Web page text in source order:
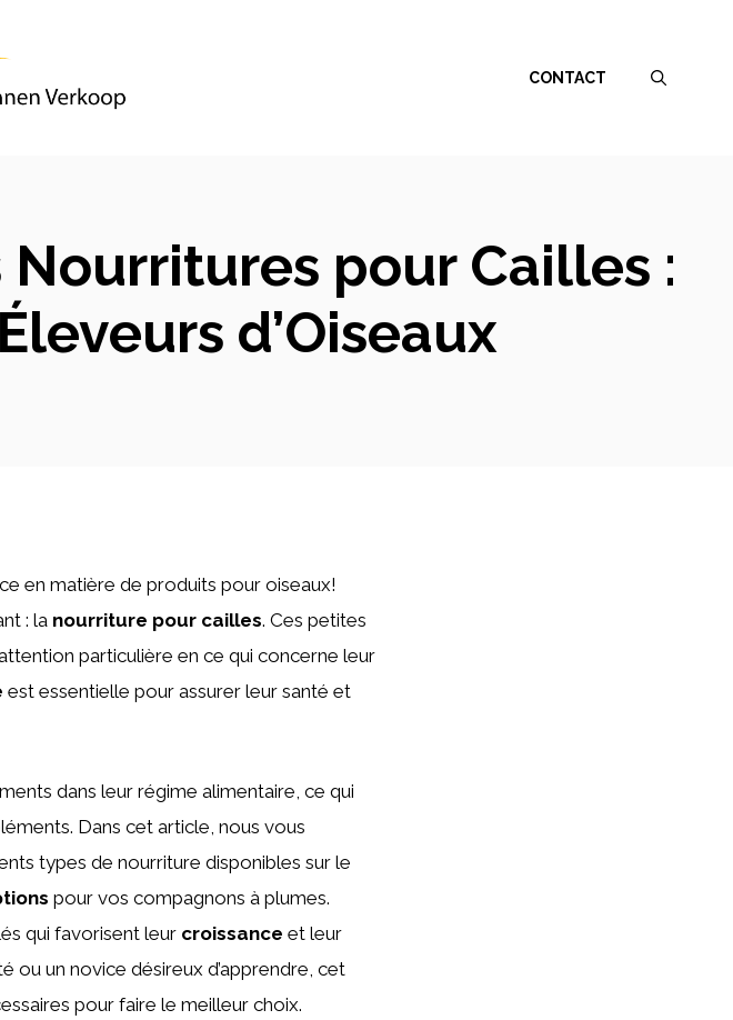
CONTACT
pour Cailles :
d’Oiseaux
en matière de produits pour oiseaux!
: la nourriture pour cailles. Ces petites
particulière en ce qui concerne leur
est essentielle pour assurer leur santé et
dans leur régime alimentaire, ce qui
Dans cet article, nous vous
types de nourriture disponibles sur le
pour vos compagnons à plumes.
qui favorisent leur croissance et leur
ou un novice désireux d’apprendre, cet
pour faire le meilleur choix.